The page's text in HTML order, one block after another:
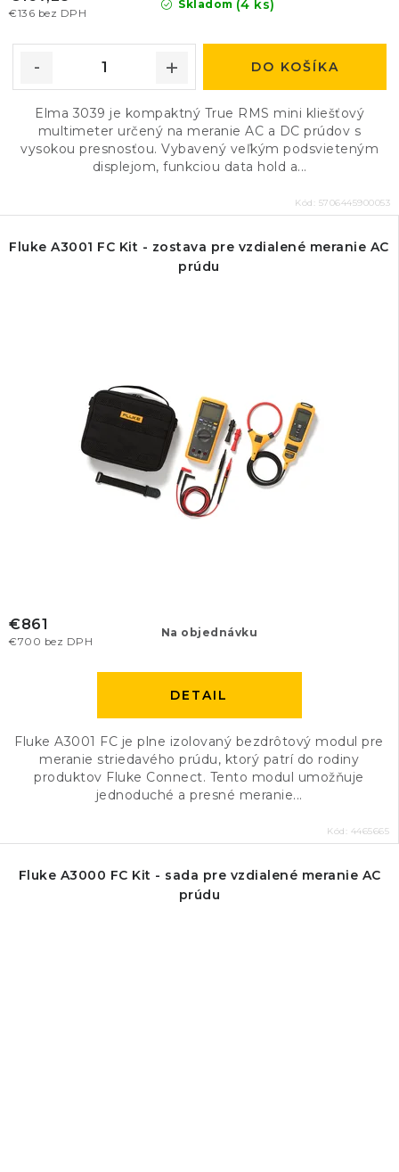
Skladom (4 ks)
€136 bez DPH
DO KOŠÍKA
Elma 3039 je kompaktný True RMS mini kliešťový
multimeter určený na meranie AC a DC prúdov s
vysokou presnosťou. Vybavený veľkým podsvieteným
displejom, funkciou data hold a...
Kód: 5706445900053
Fluke A3001 FC Kit - zostava pre vzdialené meranie AC
prúdu
Na objednávku
€700 bez DPH
€861
DETAIL
Fluke A3001 FC je plne izolovaný bezdrôtový modul pre
meranie striedavého prúdu, ktorý patrí do rodiny
produktov Fluke Connect. Tento modul umožňuje
jednoduché a presné meranie...
Kód: 4465665
Fluke A3000 FC Kit - sada pre vzdialené meranie AC
prúdu